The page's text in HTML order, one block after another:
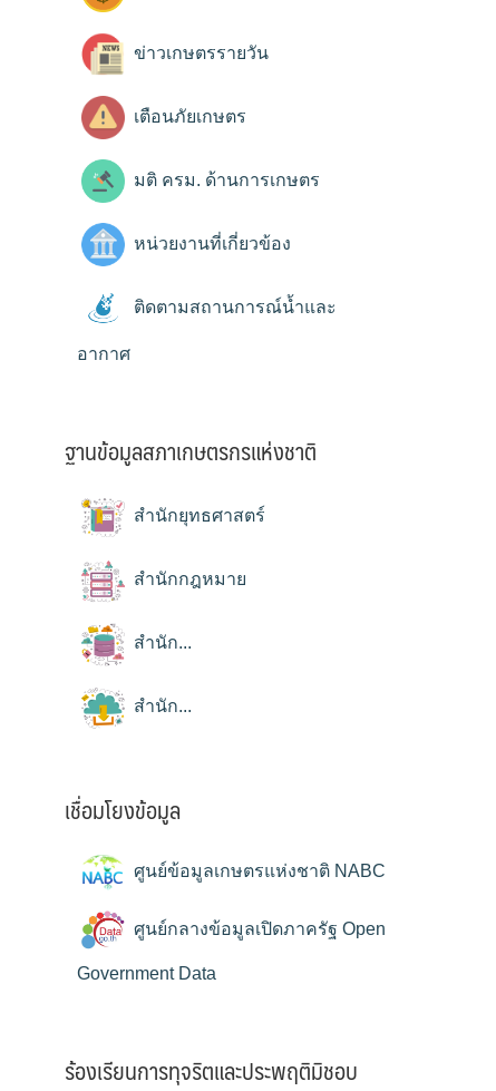
ข่าวเกษตรรายวัน
เตือนภัยเกษตร
มติ ครม. ด้านการเกษตร
หน่วยงานที่เกี่ยวข้อง
ติดตามสถานการณ์น้ำและ
อากาศ
ฐานข้อมูลสภาเกษตรกรแห่งชาติ
สำนักยุทธศาสตร์
สำนักกฎหมาย
สำนัก...
สำนัก...
เชื่อมโยงข้อมูล
ศูนย์ข้อมูลเกษตรแห่งชาติ NABC
ศูนย์กลางข้อมูลเปิดภาครัฐ Open
Government Data
ร้องเรียนการทุจริตและประพฤติมิชอบ